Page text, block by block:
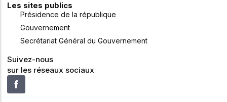
Les sites publics
Présidence de la république
Gouvernement
Secrétariat Général du Gouvernement
Suivez-nous
sur les réseaux sociaux